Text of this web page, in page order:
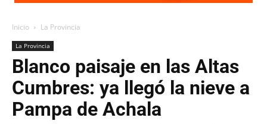
Inicio La Provincia
La Provincia
Blanco paisaje en las Altas
Cumbres: ya llegó la nieve a
Pampa de Achala